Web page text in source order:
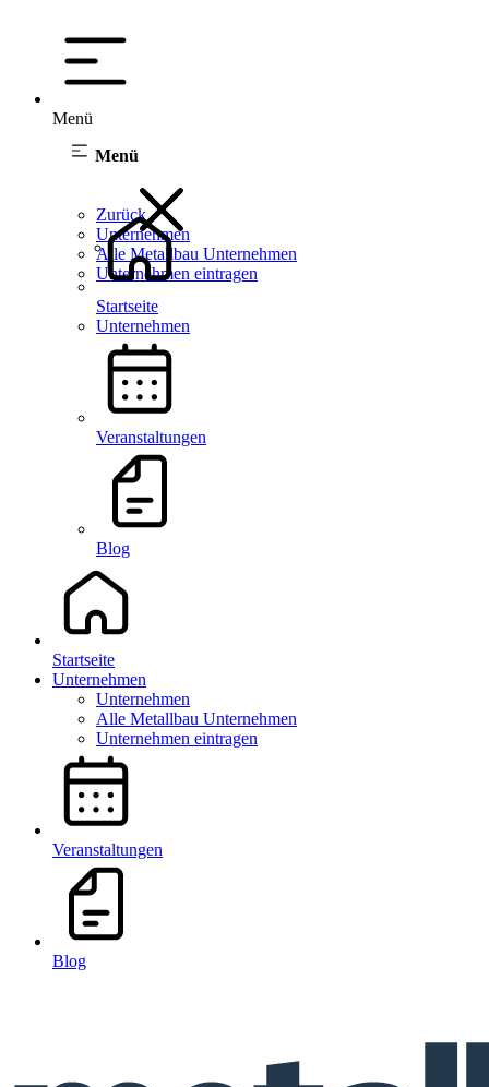
Menü
Menü
Startseite
Unternehmen
Veranstaltungen
Blog
Zurück
Unternehmen
Alle Metallbau Unternehmen
Unternehmen eintragen
Startseite
Unternehmen
Unternehmen
Alle Metallbau Unternehmen
Unternehmen eintragen
Veranstaltungen
Blog